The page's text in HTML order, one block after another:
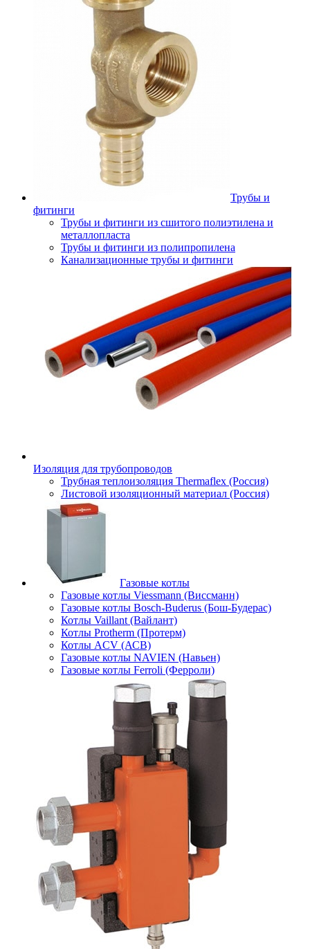
Трубы и
фитинги
Трубы и фитинги из сшитого полиэтилена и
металлопласта
Трубы и фитинги из полипропилена
Канализационные трубы и фитинги
Изоляция для трубопроводов
Трубная теплоизоляция Thermaflex (Россия)
Листовой изоляционный материал (Россия)
Газовые котлы
Газовые котлы Viessmann (Виссманн)
Газовые котлы Bosch-Buderus (Бош-Будерас)
Котлы Vaillant (Вайлант)
Котлы Protherm (Протерм)
Котлы ACV (АСВ)
Газовые котлы NAVIEN (Навьен)
Газовые котлы Ferroli (Ферроли)